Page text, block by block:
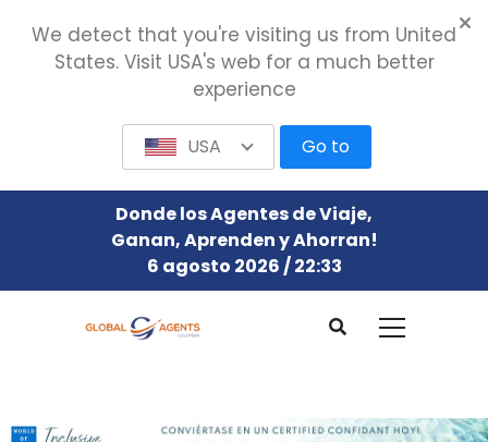
Donde los Agentes de Viaje,
Ganan, Aprenden y Ahorran!
6 agosto 2026 / 22:33
We detect that you're visiting us from United
States. Visit USA's web for a much better
experience
USA Go to